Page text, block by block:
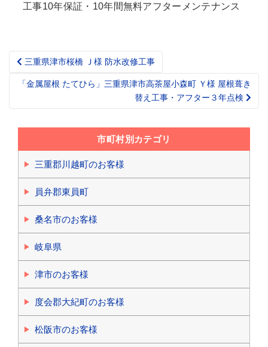
工事10年保証・10年間無料アフターメンテナンス
Post
navigation
三重県津市桜橋 Ｊ様 防水改修工事
「金属屋根 たてひら」三重県津市高茶屋小森町 Ｙ様 屋根葺き
替え工事・アフター３年点検
市町村別カテゴリ
三重郡川越町のお客様
員弁郡東員町
桑名市のお客様
岐阜県
津市のお客様
度会郡大紀町のお客様
松阪市のお客様